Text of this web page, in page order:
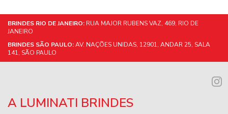
BRINDES RIO DE JANEIRO: RUA MAJOR RUBENS VAZ, 469, RIO DE
JANEIRO
BRINDES SÃO PAULO:AV. NAÇÕES UNIDAS, 12901, ANDAR 25, SALA
141, SÃO PAULO
A LUMINATI BRINDES